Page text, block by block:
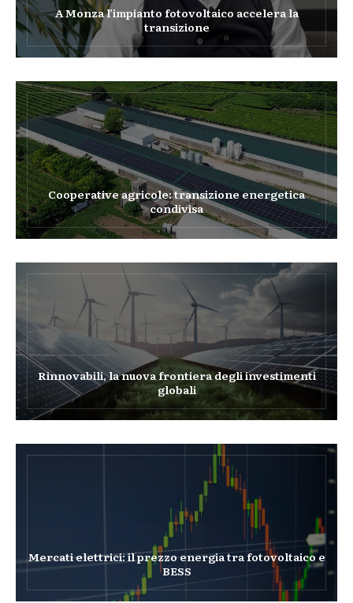
A Monza l’impianto fotovoltaico accelera la
transizione
Cooperative agricole: transizione energetica
condivisa
Rinnovabili, la nuova frontiera degli investimenti
globali
Mercati elettrici: il prezzo energia tra fotovoltaico e
BESS